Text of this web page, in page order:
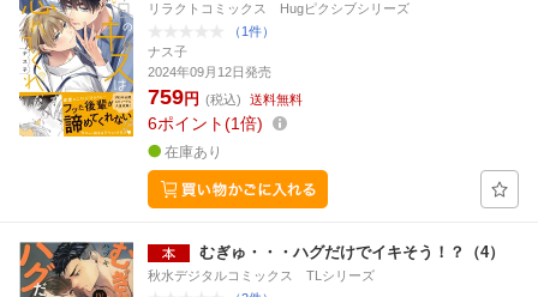
リラクトコミックス Hugピクシブシリーズ
（1件）
ナス子
2024年09月12日発売
759円 (税込) 送料無料
6ポイント 1倍
在庫あり
むぎゅ・・・ハグだけでイキそう！？（4）
秋水デジタルコミックス TLシリーズ